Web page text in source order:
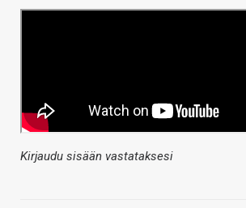
Kirjaudu sisään vastataksesi